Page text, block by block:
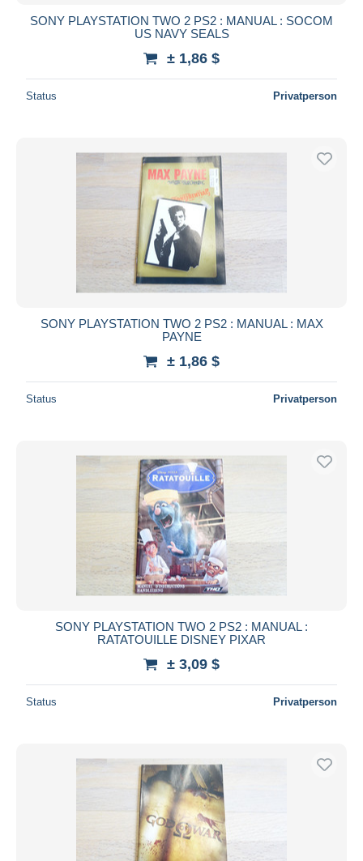
SONY PLAYSTATION TWO 2 PS2 : MANUAL : SOCOM
US NAVY SEALS
± 1,86 $
Status Privatperson
SONY PLAYSTATION TWO 2 PS2 : MANUAL : MAX
PAYNE
± 1,86 $
Status Privatperson
SONY PLAYSTATION TWO 2 PS2 : MANUAL :
RATATOUILLE DISNEY PIXAR
± 3,09 $
Status Privatperson